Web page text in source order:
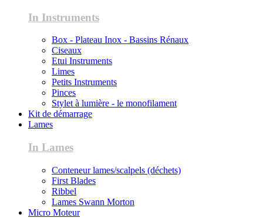
In Instruments
Box - Plateau Inox - Bassins Rénaux
Ciseaux
Etui Instruments
Limes
Petits Instruments
Pinces
Stylet à lumière - le monofilament
Kit de démarrage
Lames
In Lames
Conteneur lames/scalpels (déchets)
First Blades
Ribbel
Lames Swann Morton
Micro Moteur